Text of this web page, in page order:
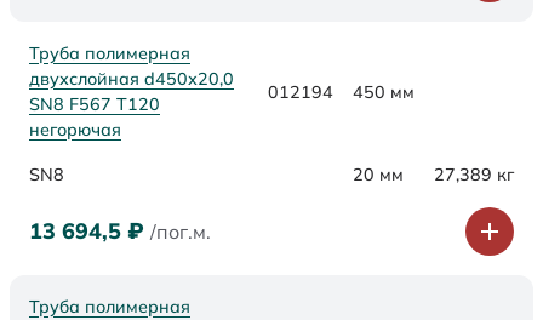
Труба полимерная
двухслойная d450х20,0
SN8 F567 Т120
негорючая
012194 450 мм
SN8 20 мм 27,389 кг
13 694,5 ₽ /пог.м.
Труба полимерная